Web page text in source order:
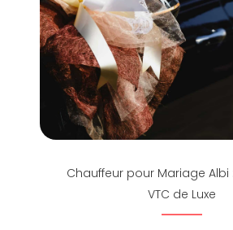
Chauffeur pour Mariage Albi
VTC de Luxe